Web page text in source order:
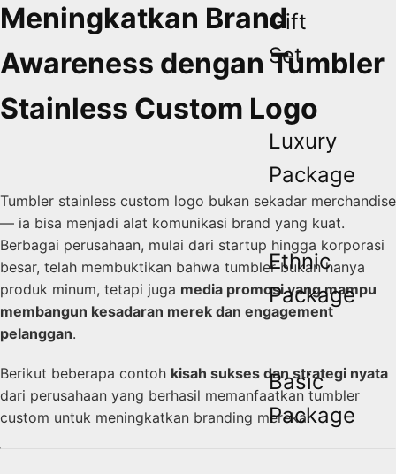
Gift
Set
Luxury
Package
Ethnic
Package
Basic
Package
Meningkatkan Brand
Awareness dengan Tumbler
Stainless Custom Logo
Tumbler stainless custom logo bukan sekadar merchandise
— ia bisa menjadi alat komunikasi brand yang kuat.
Berbagai perusahaan, mulai dari startup hingga korporasi
besar, telah membuktikan bahwa tumbler bukan hanya
produk minum, tetapi juga media promosi yang mampu
membangun kesadaran merek dan engagement
pelanggan.
Berikut beberapa contoh kisah sukses dan strategi nyata
dari perusahaan yang berhasil memanfaatkan tumbler
custom untuk meningkatkan branding mereka.